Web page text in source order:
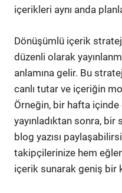
içerikleri aynı anda
Dönüşümlü içerik
düzenli olarak
anlamına gelir. Bu
canlı tutar ve içeriğin
Örneğin, bir hafta
yayınladıktan sonra,
blog yazısı
takipçilerinize hem
içerik sunarak geniş bir